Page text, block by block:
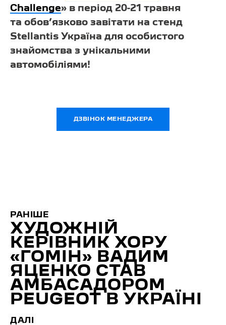
Challenge» в період 20-21 травня
та обов’язково завітати на стенд
Stellantis Україна для особистого
знайомства з унікальними
автомобіліями!
ДЗВІНОК МЕНЕДЖЕРА
РАНІШЕ
ХУДОЖНІЙ
КЕРІВНИК ХОРУ
«ГОМІН» ВАДИМ
ЯЦЕНКО СТАВ
АМБАСАДОРОМ
PEUGEOT В УКРАЇНІ
ДАЛІ